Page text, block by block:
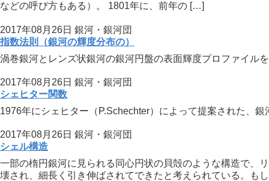
などの呼び方もある）。 1801年に、前年の […]
2017年08月26日 銀河・銀河団
指数法則（銀河の輝度分布の）
渦巻銀河とレンズ状銀河の銀河円盤の表面輝度プロファイル
2017年08月26日 銀河・銀河団
シェヒター関数
1976年にシェヒター（P.Schechter）によって提案された、
2017年08月26日 銀河・銀河団
シェル構造
一部の楕円銀河に見られる同心円状の貝殻のような構造で、
壊され、細長く引き伸ばされてできたと考えられている。も